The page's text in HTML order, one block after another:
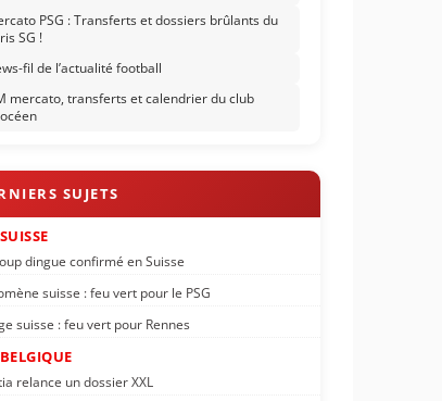
PSG : Transferts et dossiers brûlants du
SG !
fil de l’actualité football
mercato, transferts et calendrier du club
dingue confirmé en Suisse
suisse : feu vert pour le PSG
suisse : feu vert pour Rennes
relance un dossier XXL